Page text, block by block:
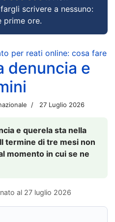
scrivere a nessuno:
prime ore.
per reati online: cosa fare
denuncia e
27 Luglio 2026
e querela sta nella
termine di tre mesi non
momento in cui se ne
al 27 luglio 2026